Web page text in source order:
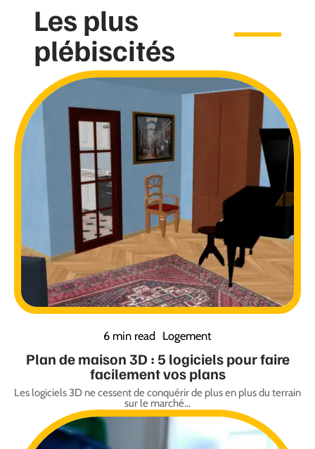
Les plus
plébiscités
6 min read Logement
Plan de maison 3D : 5 logiciels pour faire
facilement vos plans
Les logiciels 3D ne cessent de conquérir de plus en plus du terrain
sur le marché…